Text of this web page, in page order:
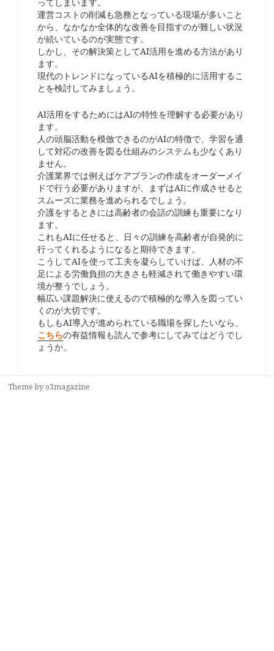
ってしまいます。
運営コストの削減も急務となっている現場が多いこと
から、なかなか全体的な改善を目指すのが難しい状況
が続いているのが実態です。
しかし、その解決策としてAI活用を進める方法があり
ます。
現代のトレンドになっているAIを積極的に活用するこ
とを検討してみましょう。
AI活用をするためにはAIの特性を理解する必要があり
ます。
人の頭脳活動を模倣できるのがAIの特徴で、学習を通
して対応の改善を図る仕組みのシステムも少なくあり
ません。
介護業界では例えばケアプランの作成をオーダーメイ
ドで行う必要がありますが、まずはAIに作成させると
スムーズに業務を進められるでしょう。
介護をするときには高齢者の会話の訓練も重要になり
ます。
これもAIに任せると、日々の訓練を高齢者が自発的に
行ってくれるようになると期待できます。
こうしてAIを使って工夫を凝らしていけば、人材の不
足による労働負担の大きさも軽減されて働きやすい環
境が整うでしょう。
幅広い課題解決に使えるので積極的な導入を図ってい
くのが大切です。
もしもAI導入が進められている職場を探したいなら、
こちらの有益情報も読んで参考にしてみてはどうでし
ょうか。
Theme by o3magazine